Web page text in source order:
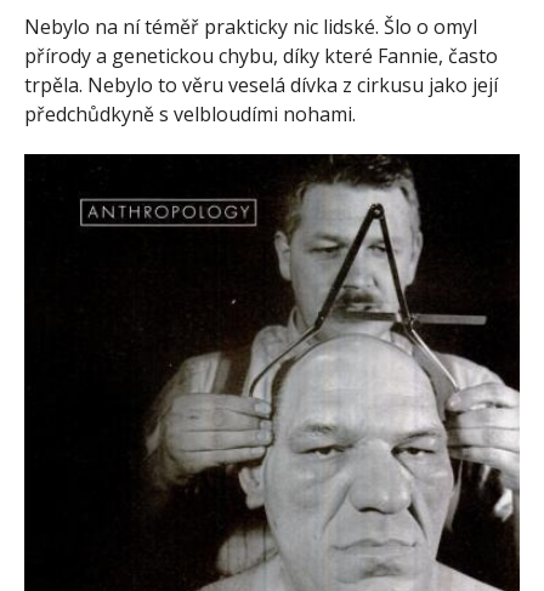
Nebylo na ní téměř prakticky nic lidské. Šlo o omyl
přírody a genetickou chybu, díky které Fannie, často
trpěla. Nebylo to věru veselá dívka z cirkusu jako její
předchůdkyně s velbloudími nohami.